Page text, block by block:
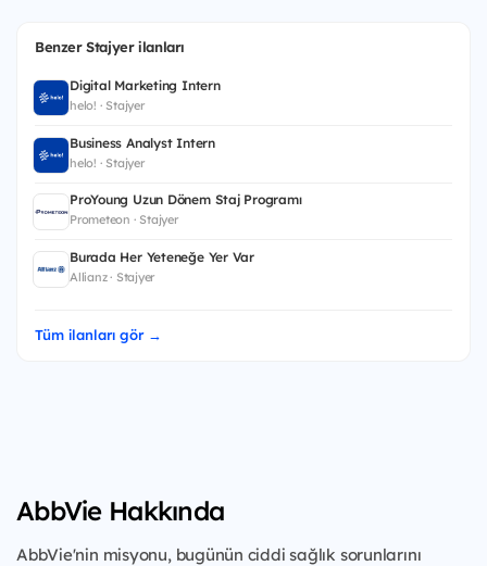
Benzer Stajyer ilanları
Digital Marketing Intern
helo! · Stajyer
Business Analyst Intern
helo! · Stajyer
ProYoung Uzun Dönem Staj Programı
Prometeon · Stajyer
Burada Her Yeteneğe Yer Var
Allianz · Stajyer
Tüm ilanları gör →
AbbVie Hakkında
AbbVie'nin misyonu, bugünün ciddi sağlık sorunlarını